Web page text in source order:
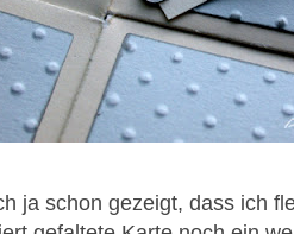
ja schon gezeigt, dass ich